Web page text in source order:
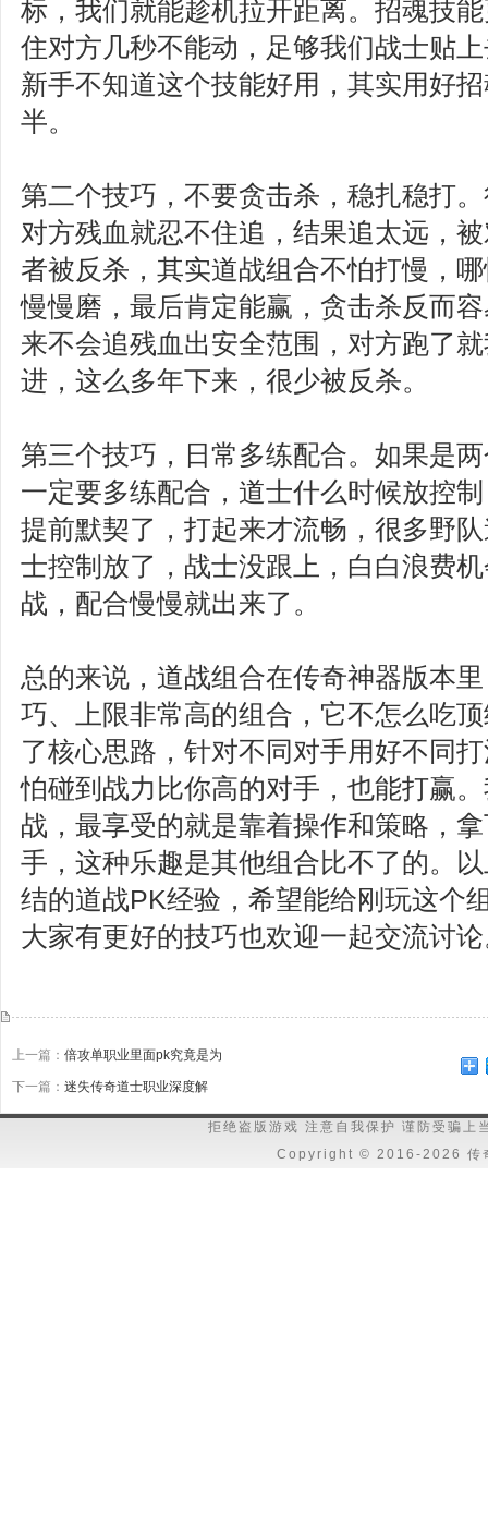
标，我们就能趁机拉开距离。招魂技
住对方几秒不能动，足够我们战士贴
新手不知道这个技能好用，其实用好
半。
第二个技巧，不要贪击杀，稳扎稳打
对方残血就忍不住追，结果追太远，
者被反杀，其实道战组合不怕打慢，
慢慢磨，最后肯定能赢，贪击杀反而
来不会追残血出安全范围，对方跑了
进，这么多年下来，很少被反杀。
第三个技巧，日常多练配合。如果是
一定要多练配合，道士什么时候放控
提前默契了，打起来才流畅，很多野
士控制放了，战士没跟上，白白浪费
战，配合慢慢就出来了。
总的来说，道战组合在传奇神器版本
巧、上限非常高的组合，它不怎么吃
了核心思路，针对不同对手用好不同
怕碰到战力比你高的对手，也能打赢
战，最享受的就是靠着操作和策略，
手，这种乐趣是其他组合比不了的。
结的道战PK经验，希望能给刚玩这个
大家有更好的技巧也欢迎一起交流讨
上一篇： 倍攻单职业里面pk究竟是为
下一篇： 迷失传奇道士职业深度解
拒绝盗版游戏 注意自我保护 谨防受骗上
Copyright © 2016-2026 传